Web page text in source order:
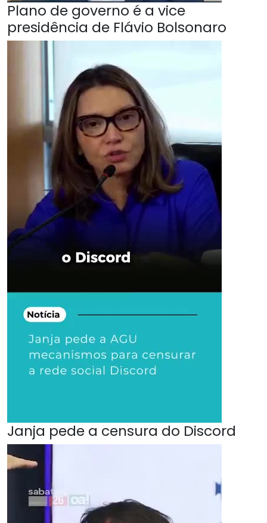
Plano de governo é a vice
presidência de Flávio Bolsonaro
Janja pede a censura do Discord